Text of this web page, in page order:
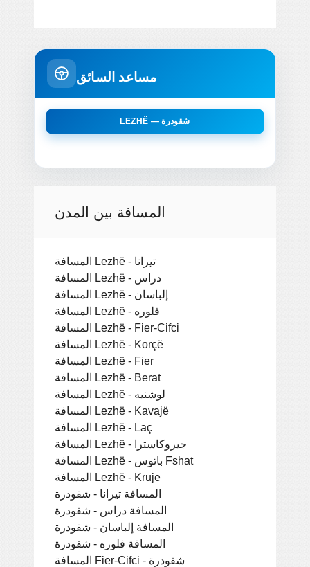
مساعد السائق
LEZHË — شقودرة
المسافة بين المدن
المسافة Lezhë - تيرانا
المسافة Lezhë - دراس
المسافة Lezhë - إلباسان
المسافة Lezhë - فلوره
المسافة Lezhë - Fier-Cifci
المسافة Lezhë - Korçë
المسافة Lezhë - Fier
المسافة Lezhë - Berat
المسافة Lezhë - لوشنيه
المسافة Lezhë - Kavajë
المسافة Lezhë - Laç
المسافة Lezhë - جيروكاسترا
المسافة Lezhë - باتوس Fshat
المسافة Lezhë - Kruje
المسافة تيرانا - شقودرة
المسافة دراس - شقودرة
المسافة إلباسان - شقودرة
المسافة فلوره - شقودرة
المسافة Fier-Cifci - شقودرة